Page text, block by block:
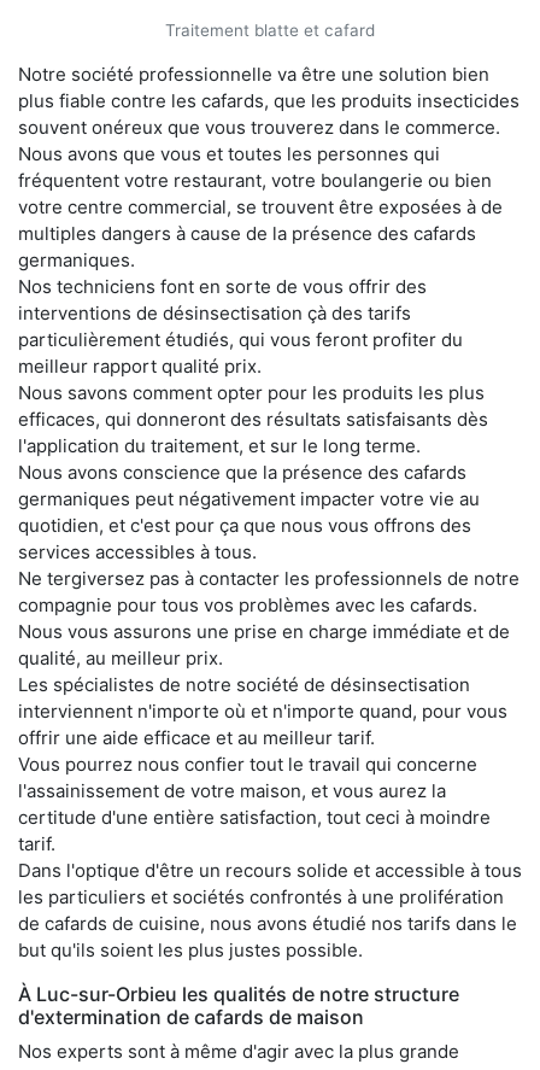
Traitement blatte et cafard
Notre société professionnelle va être une solution bien
plus fiable contre les cafards, que les produits insecticides
souvent onéreux que vous trouverez dans le commerce.
Nous avons que vous et toutes les personnes qui
fréquentent votre restaurant, votre boulangerie ou bien
votre centre commercial, se trouvent être exposées à de
multiples dangers à cause de la présence des cafards
germaniques.
Nos techniciens font en sorte de vous offrir des
interventions de désinsectisation çà des tarifs
particulièrement étudiés, qui vous feront profiter du
meilleur rapport qualité prix.
Nous savons comment opter pour les produits les plus
efficaces, qui donneront des résultats satisfaisants dès
l'application du traitement, et sur le long terme.
Nous avons conscience que la présence des cafards
germaniques peut négativement impacter votre vie au
quotidien, et c'est pour ça que nous vous offrons des
services accessibles à tous.
Ne tergiversez pas à contacter les professionnels de notre
compagnie pour tous vos problèmes avec les cafards.
Nous vous assurons une prise en charge immédiate et de
qualité, au meilleur prix.
Les spécialistes de notre société de désinsectisation
interviennent n'importe où et n'importe quand, pour vous
offrir une aide efficace et au meilleur tarif.
Vous pourrez nous confier tout le travail qui concerne
l'assainissement de votre maison, et vous aurez la
certitude d'une entière satisfaction, tout ceci à moindre
tarif.
Dans l'optique d'être un recours solide et accessible à tous
les particuliers et sociétés confrontés à une prolifération
de cafards de cuisine, nous avons étudié nos tarifs dans le
but qu'ils soient les plus justes possible.
À Luc-sur-Orbieu les qualités de notre structure
d'extermination de cafards de maison
Nos experts sont à même d'agir avec la plus grande